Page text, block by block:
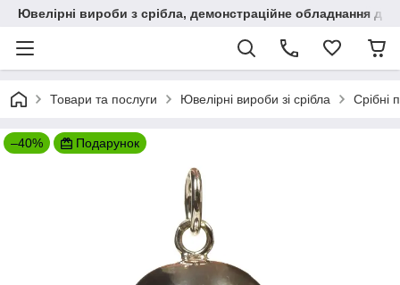
Ювелірні вироби з срібла, демонстраційне обладнання
Товари та послуги Ювелірні вироби зі срібла Срібні
–40% Подарунок